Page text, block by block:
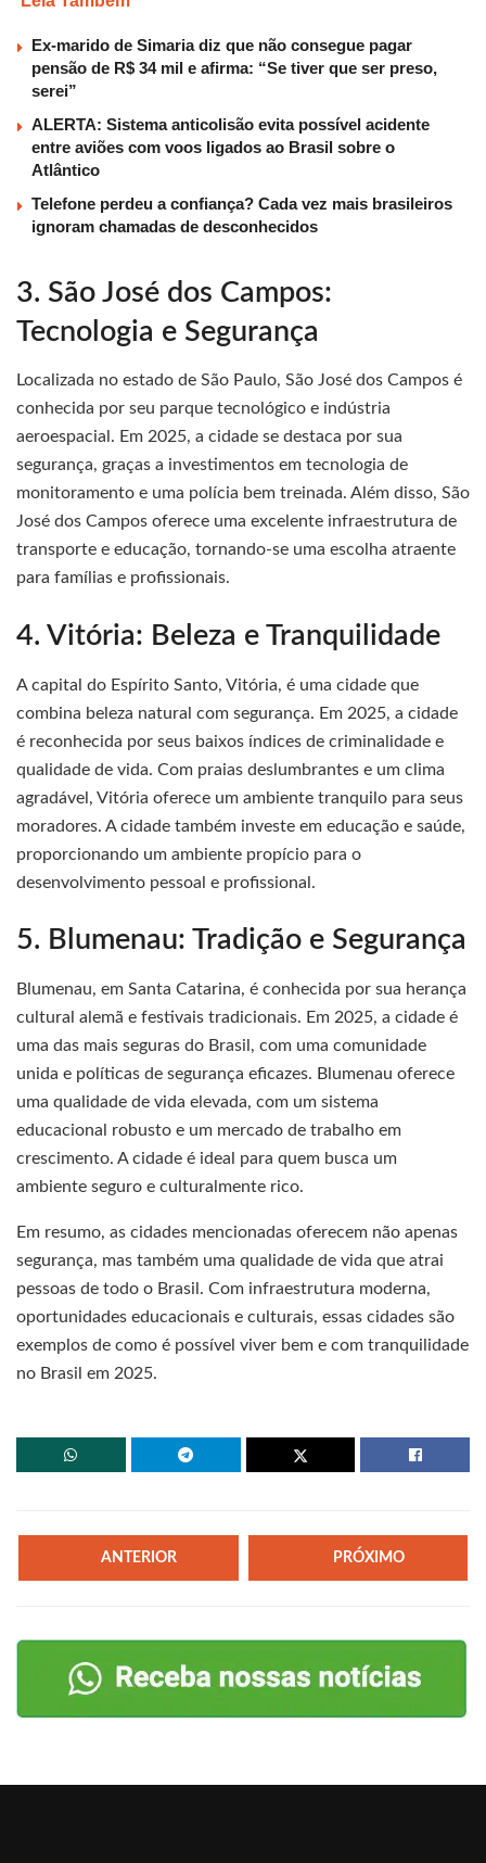
Ex-marido de Simaria diz que não consegue pagar
pensão de R$ 34 mil e afirma: “Se tiver que ser preso,
serei”
ALERTA: Sistema anticolisão evita possível acidente
entre aviões com voos ligados ao Brasil sobre o
Atlântico
Telefone perdeu a confiança? Cada vez mais brasileiros
ignoram chamadas de desconhecidos
3. São José dos Campos:
Tecnologia e Segurança
Localizada no estado de São Paulo, São José dos Campos é
conhecida por seu parque tecnológico e indústria
aeroespacial. Em 2025, a cidade se destaca por sua
segurança, graças a investimentos em tecnologia de
monitoramento e uma polícia bem treinada. Além disso, São
José dos Campos oferece uma excelente infraestrutura de
transporte e educação, tornando-se uma escolha atraente
para famílias e profissionais.
4. Vitória: Beleza e Tranquilidade
A capital do Espírito Santo, Vitória, é uma cidade que
combina beleza natural com segurança. Em 2025, a cidade
é reconhecida por seus baixos índices de criminalidade e
qualidade de vida. Com praias deslumbrantes e um clima
agradável, Vitória oferece um ambiente tranquilo para seus
moradores. A cidade também investe em educação e saúde,
proporcionando um ambiente propício para o
desenvolvimento pessoal e profissional.
5. Blumenau: Tradição e Segurança
Blumenau, em Santa Catarina, é conhecida por sua herança
cultural alemã e festivais tradicionais. Em 2025, a cidade é
uma das mais seguras do Brasil, com uma comunidade
unida e políticas de segurança eficazes. Blumenau oferece
uma qualidade de vida elevada, com um sistema
educacional robusto e um mercado de trabalho em
crescimento. A cidade é ideal para quem busca um
ambiente seguro e culturalmente rico.
Em resumo, as cidades mencionadas oferecem não apenas
segurança, mas também uma qualidade de vida que atrai
pessoas de todo o Brasil. Com infraestrutura moderna,
oportunidades educacionais e culturais, essas cidades são
exemplos de como é possível viver bem e com tranquilidade
no Brasil em 2025.
ANTERIOR PRÓXIMO